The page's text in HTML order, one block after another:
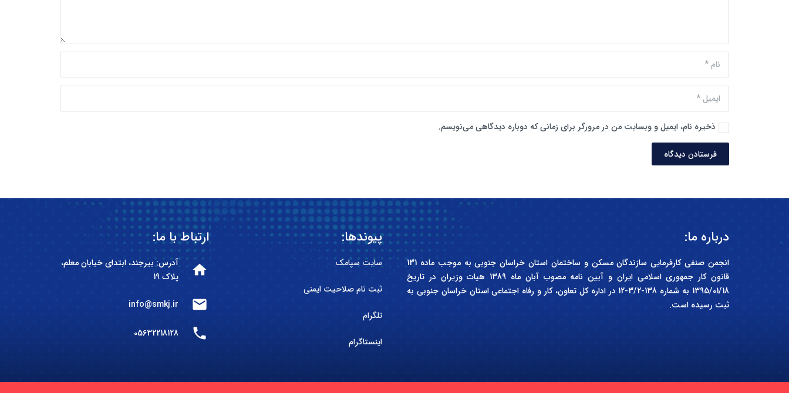
ذخیره نام، ایمیل و وبسایت من در مرورگر برای زمانی که دوباره دیدگاهی می‌نویسم.
فرستادن دیدگاه
درباره ما:
انجمن صنفی کارفرمایی سازندگان مسکن و ساختمان استان خراسان جنوبی به موجب ماده 131
قانون کار جمهوری اسلامی ایران و آیین نامه مصوب آبان ماه 1389 هیات وزیران در تاریخ
1395/01/18 به شماره 138-3/2-12 در اداره کل تعاون، کار و رفاه اجتماعی استان خراسان جنوبی به
ثبت رسیده است.
پیوندها:
سایت سپامک
ثبت نام صلاحیت ایمنی
تلگرام
اینستاگرام
ارتباط با ما:
home
آدرس: بیرجند، ابتدای خیابان معلم،
پلاک 19
mail
info@smkj.ir
phone
05632218128